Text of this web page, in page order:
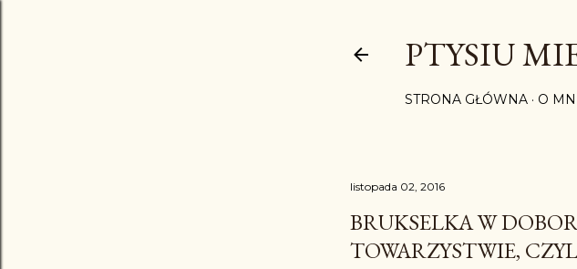
PTYSIU
STRONA GŁÓWNA O
listopada 02, 2016
BRUKSELKA W
TOWARZYSTWIE,